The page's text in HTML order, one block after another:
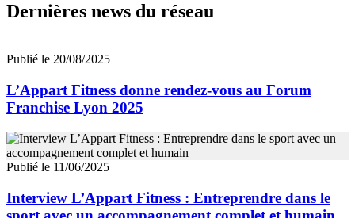
Dernières news du réseau
Publié le 20/08/2025
L’Appart Fitness donne rendez-vous au Forum
Franchise Lyon 2025
Publié le 11/06/2025
Interview L’Appart Fitness : Entreprendre dans le